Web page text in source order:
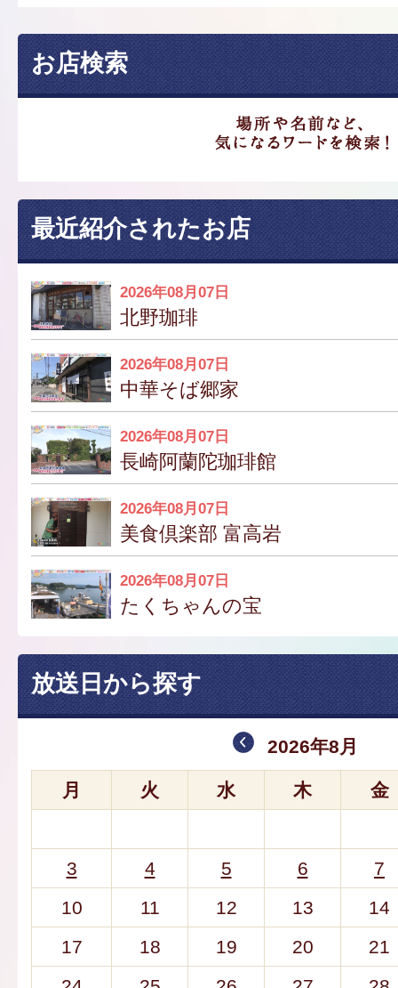
お店検索
最近紹介されたお店
2026年08月07日
北野珈琲
2026年08月07日
中華そば郷家
2026年08月07日
長崎阿蘭陀珈琲館
2026年08月07日
美食倶楽部 富高岩
2026年08月07日
たくちゃんの宝
放送日から探す
2026年8月
月 火 水 木 金
3 4 5 6
7
10
11 12 13
14
17
18 19 20
21